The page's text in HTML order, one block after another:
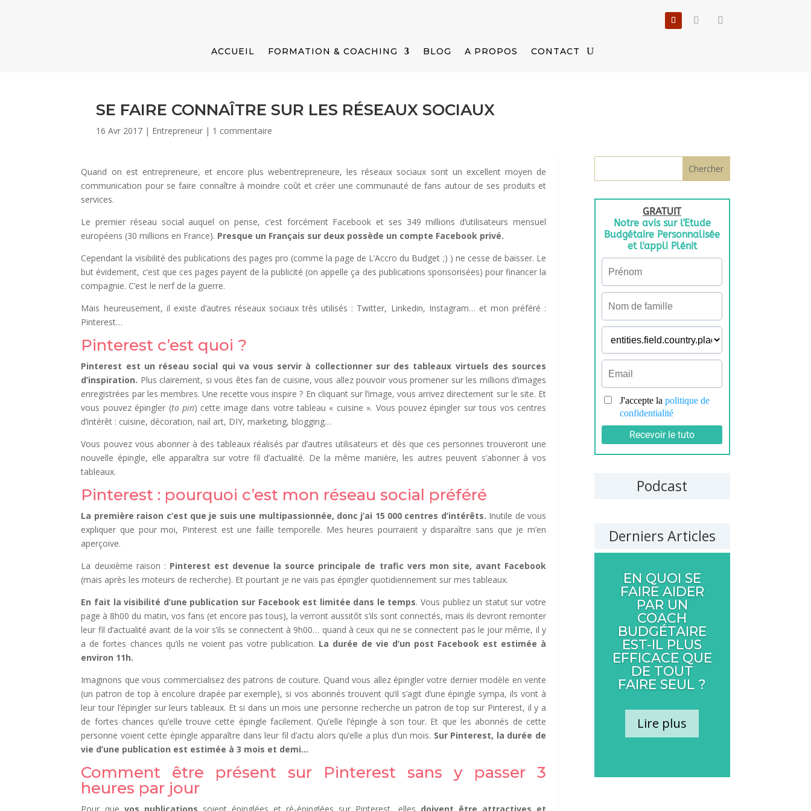
ACCUEIL FORMATION & COACHING BLOG A PROPOS CONTACT
SE FAIRE CONNAÎTRE SUR LES RÉSEAUX SOCIAUX
16 Avr 2017 | Entrepreneur | 1 commentaire
Quand on est entrepreneure, et encore plus webentrepreneure, les réseaux sociaux sont un excellent moyen de
communication pour se faire connaître à moindre coût et créer une communauté de fans autour de ses produits et
services.
Le premier réseau social auquel on pense, c’est forcément Facebook et ses 349 millions d’utilisateurs mensuel
européens (30 millions en France). Presque un Français sur deux possède un compte Facebook privé.
Cependant la visibilité des publications des pages pro (comme la page de L’Accro du Budget ;) ) ne cesse de baisser. Le
but évidement, c’est que ces pages payent de la publicité (on appelle ça des publications sponsorisées) pour financer la
compagnie. C’est le nerf de la guerre.
Mais heureusement, il existe d’autres réseaux sociaux très utilisés : Twitter, Linkedin, Instagram… et mon préféré :
Pinterest…
Pinterest c’est quoi ?
Pinterest est un réseau social qui va vous servir à collectionner sur des tableaux virtuels des sources
d’inspiration. Plus clairement, si vous êtes fan de cuisine, vous allez pouvoir vous promener sur les millions d’images
enregistrées par les membres. Une recette vous inspire ? En cliquant sur l’image, vous arrivez directement sur le site. Et
vous pouvez épingler (to pin) cette image dans votre tableau « cuisine ». Vous pouvez épingler sur tous vos centres
d’intérêt : cuisine, décoration, nail art, DIY, marketing, blogging…
Vous pouvez vous abonner à des tableaux réalisés par d’autres utilisateurs et dès que ces personnes trouveront une
nouvelle épingle, elle apparaîtra sur votre fil d’actualité. De la même manière, les autres peuvent s’abonner à vos
tableaux.
Pinterest : pourquoi c’est mon réseau social préféré
La première raison c’est que je suis une multipassionnée, donc j’ai 15 000 centres d’intérêts. Inutile de vous
expliquer que pour moi, Pinterest est une faille temporelle. Mes heures pourraient y disparaître sans que je m’en
aperçoive.
La deuxième raison : Pinterest est devenue la source principale de trafic vers mon site, avant Facebook
(mais après les moteurs de recherche). Et pourtant je ne vais pas épingler quotidiennement sur mes tableaux.
En fait la visibilité d’une publication sur Facebook est limitée dans le temps. Vous publiez un statut sur votre
page à 8h00 du matin, vos fans (et encore pas tous), la verront aussitôt s’ils sont connectés, mais ils devront remonter
leur fil d’actualité avant de la voir s’ils se connectent à 9h00… quand à ceux qui ne se connectent pas le jour même, il y
a de fortes chances qu’ils ne voient pas votre publication. La durée de vie d’un post Facebook est estimée à
environ 11h.
Imaginons que vous commercialisez des patrons de couture. Quand vous allez épingler votre dernier modèle en vente
(un patron de top à encolure drapée par exemple), si vos abonnés trouvent qu’il s’agit d’une épingle sympa, ils vont à
leur tour l’épingler sur leurs tableaux. Et si dans un mois une personne recherche un patron de top sur Pinterest, il y a
de fortes chances qu’elle trouve cette épingle facilement. Qu’elle l’épingle à son tour. Et que les abonnés de cette
personne voient cette épingle apparaître dans leur fil d’actu alors qu’elle a plus d’un mois. Sur Pinterest, la durée de
vie d’une publication est estimée à 3 mois et demi…
Comment être présent sur Pinterest sans y passer 3
heures par jour
Podcast
Derniers Articles
EN QUOI SE
FAIRE AIDER
PAR UN
COACH
BUDGÉTAIRE
EST-IL PLUS
EFFICACE QUE
DE TOUT
FAIRE SEUL ?
Lire plus